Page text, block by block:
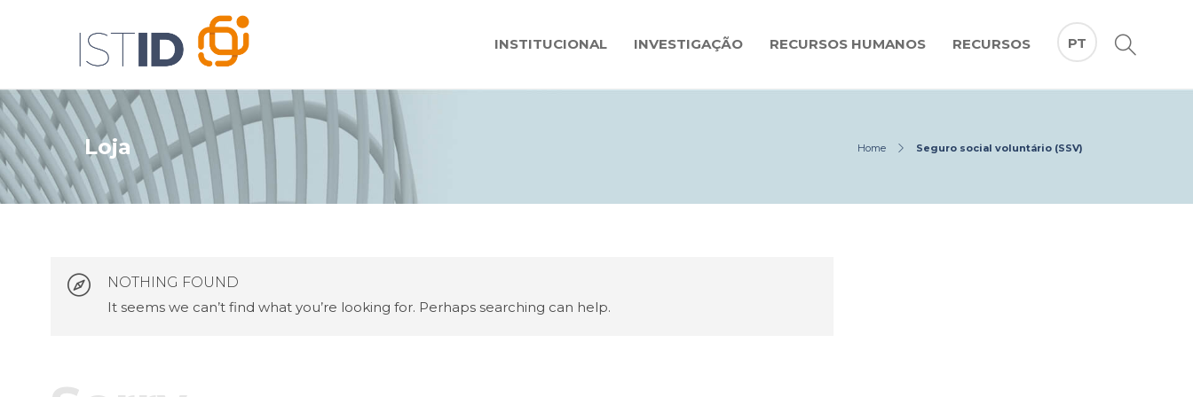
INSTITUCIONAL INVESTIGAÇÃO RECURSOS HUMANOS RECURSOS PT
Loja Home Seguro social voluntário (SSV)
NOTHING FOUND
It seems we can’t find what you’re looking for. Perhaps searching can help.